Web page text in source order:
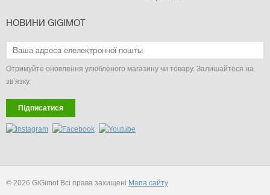
НОВИНИ GIGIMOT
Отримуйте оновлення улюбленого магазину чи товару. Залишайтеся на
зв’язку.
Підписатися
© 2026 GiGimot Всі права захищені Мапа сайту